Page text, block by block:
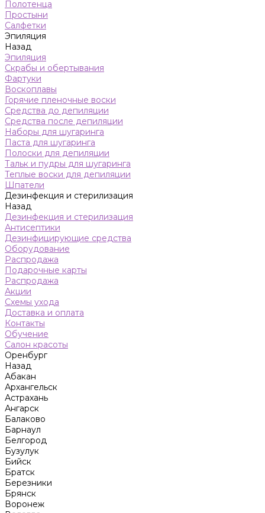
Полотенца
Простыни
Салфетки
Эпиляция
Назад
Эпиляция
Скрабы и обертывания
Фартуки
Воскоплавы
Горячие пленочные воски
Средства до депиляции
Средства после депиляции
Наборы для шугаринга
Паста для шугаринга
Полоски для депиляции
Тальк и пудры для шугаринга
Теплые воски для депиляции
Шпатели
Дезинфекция и стерилизация
Назад
Дезинфекция и стерилизация
Антисептики
Дезинфицирующие средства
Оборудование
Распродажа
Подарочные карты
Распродажа
Акции
Схемы ухода
Доставка и оплата
Контакты
Обучение
Салон красоты
Оренбург
Назад
Абакан
Архангельск
Астрахань
Ангарск
Балаково
Барнаул
Белгород
Бузулук
Бийск
Братск
Березники
Брянск
Воронеж